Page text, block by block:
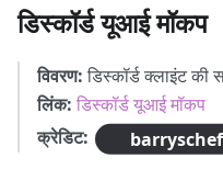
डिस्कॉर्ड यूआई मॉकप
विवरण:डिस्कॉर्ड क्लाइंट की
लिंक: डिस्कॉर्ड यूआई मॉकप
क्रेडिट: